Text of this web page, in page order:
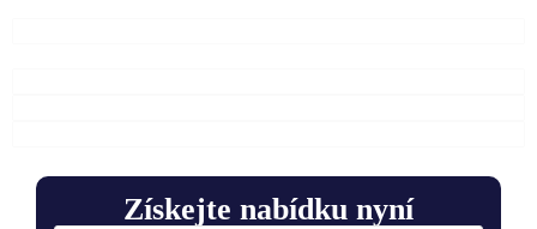
Získejte nabídku nyní